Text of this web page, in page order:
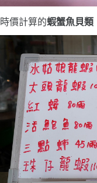
時價計算的蝦蟹魚貝類